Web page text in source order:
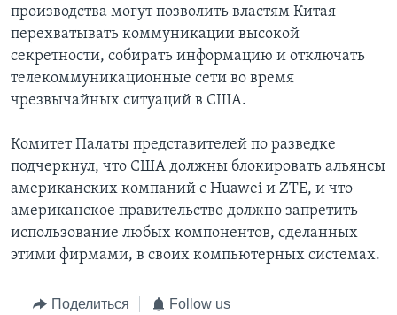
производства могут позволить властям Китая
перехватывать коммуникации высокой
секретности, собирать информацию и отключать
телекоммуникационные сети во время
чрезвычайных ситуаций в США.
Комитет Палаты представителей по разведке
подчеркнул, что США должны блокировать альянсы
американских компаний с Huawei и ZTE, и что
американское правительство должно запретить
использование любых компонентов, сделанных
этими фирмами, в своих компьютерных системах.
Поделиться Follow us